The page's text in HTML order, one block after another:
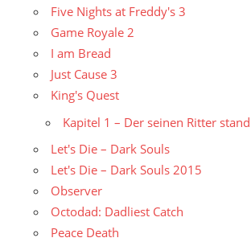
Five Nights at Freddy's 3
Game Royale 2
I am Bread
Just Cause 3
King's Quest
Kapitel 1 – Der seinen Ritter stand
Let's Die – Dark Souls
Let's Die – Dark Souls 2015
Observer
Octodad: Dadliest Catch
Peace Death